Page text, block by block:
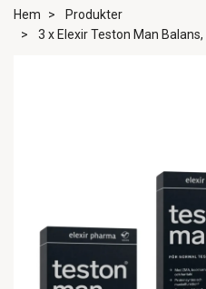
Hem
Produkter
3 x Elexir Teston Man